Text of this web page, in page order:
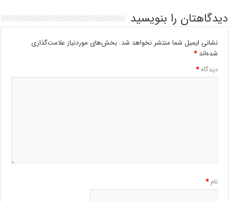
دیدگاهتان را بنویسید
نشانی ایمیل شما منتشر نخواهد شد. بخش‌های موردنیاز علامت‌گذاری
شده‌اند*
دیدگاه*
نام*